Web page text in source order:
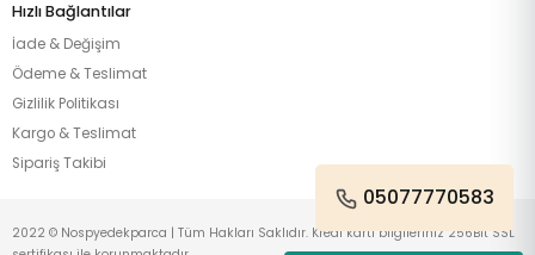
Hızlı Bağlantılar
İade & Değişim
Ödeme & Teslimat
Gizlilik Politikası
Kargo & Teslimat
Sipariş Takibi
05077770583
2022 © Nospyedekparca | Tüm Hakları Saklıdır. Kredi kartı bilgileriniz 256Bit SSL